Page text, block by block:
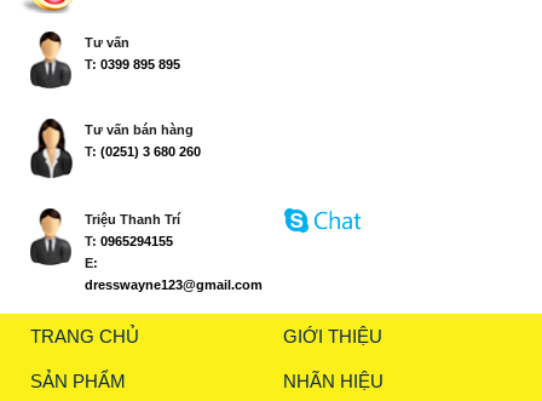
Tư vấn
T: 0399 895 895
Tư vấn bán hàng
T: (0251) 3 680 260
Triệu Thanh Trí
T: 0965294155
E:
dresswayne123@gmail.com
TRANG CHỦ GIỚI THIỆU
SẢN PHẨM NHÃN HIỆU